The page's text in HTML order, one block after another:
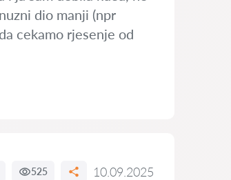
dio manji (npr
cekamo rjesenje od
525 10.09.2025